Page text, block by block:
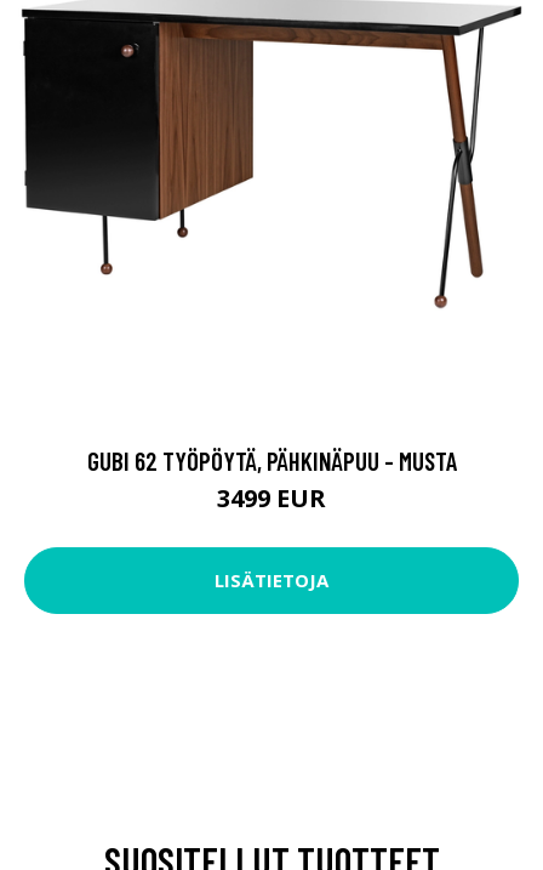
GUBI 62 TYÖPÖYTÄ, PÄHKINÄPUU - MUSTA
3499 EUR
LISÄTIETOJA
SUOSITELLUT TUOTTEET